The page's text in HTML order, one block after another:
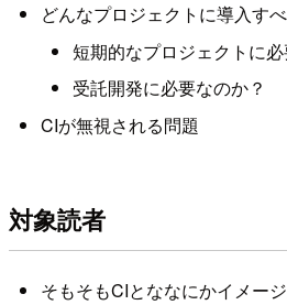
どんなプロジェクトに導入す
短期的なプロジェクトに必
受託開発に必要なのか？
CIが無視される問題
対象読者
そもそもCIとななにかイメー